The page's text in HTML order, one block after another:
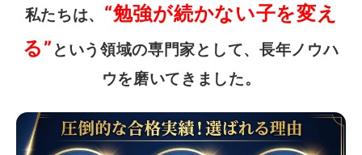
私たちは、 “勉強が続かない子を変え
る” という領域の専門家として、長年ノウハ
ウを磨いてきました。